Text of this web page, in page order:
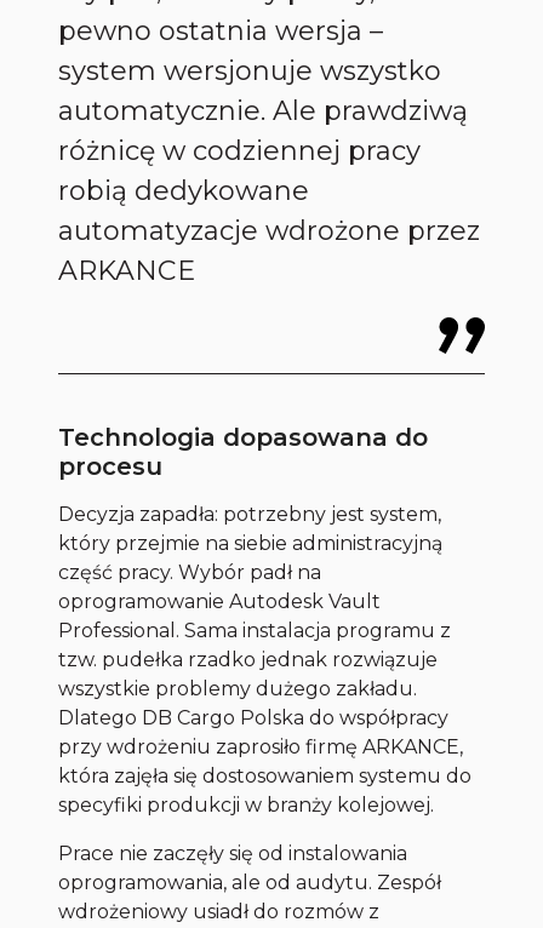
pewno ostatnia wersja –
system wersjonuje wszystko
automatycznie. Ale prawdziwą
różnicę w codziennej pracy
robią dedykowane
automatyzacje wdrożone przez
ARKANCE
Technologia dopasowana do
procesu
Decyzja zapadła: potrzebny jest system,
który przejmie na siebie administracyjną
część pracy. Wybór padł na
oprogramowanie Autodesk Vault
Professional. Sama instalacja programu z
tzw. pudełka rzadko jednak rozwiązuje
wszystkie problemy dużego zakładu.
Dlatego DB Cargo Polska do współpracy
przy wdrożeniu zaprosiło firmę ARKANCE,
która zajęła się dostosowaniem systemu do
specyfiki produkcji w branży kolejowej.
Prace nie zaczęły się od instalowania
oprogramowania, ale od audytu. Zespół
wdrożeniowy usiadł do rozmów z